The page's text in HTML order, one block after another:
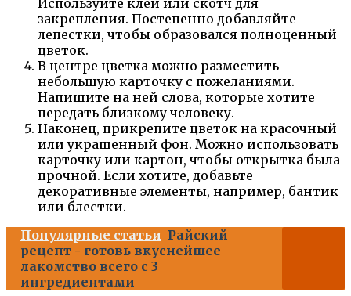
Используйте клей или скотч для
закрепления. Постепенно добавляйте
лепестки, чтобы образовался полноценный
цветок.
В центре цветка можно разместить
небольшую карточку с пожеланиями.
Напишите на ней слова, которые хотите
передать близкому человеку.
Наконец, прикрепите цветок на красочный
или украшенный фон. Можно использовать
карточку или картон, чтобы открытка была
прочной. Если хотите, добавьте
декоративные элементы, например, бантик
или блестки.
Популярные статьи Райский
рецепт - готовь вкуснейшее
лакомство всего с 3
ингредиентами